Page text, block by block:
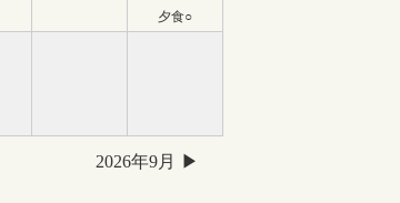
夕食○
2026年9月